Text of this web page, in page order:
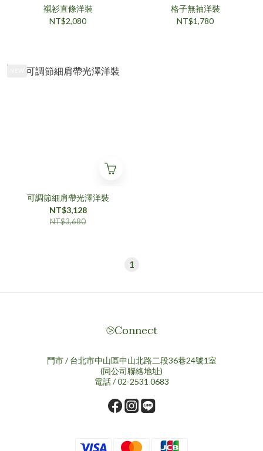
襯衫直條洋裝
NT$2,080
格子無袖洋裝
NT$1,780
可調節細肩帶光澤洋裝
NT$3,128
NT$3,680
1
⧁Connect
門市 / 台北市中山區中山北路二段36巷24號1室
(同公司聯絡地址)
電話 / 02-2531 0683